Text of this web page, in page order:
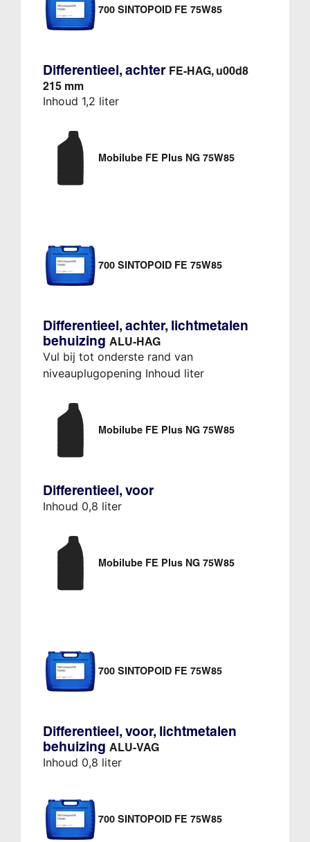
700 SINTOPOID FE 75W85
Differentieel, achter FE-HAG, u00d8
215 mm
Inhoud 1,2 liter
Mobilube FE Plus NG 75W85
700 SINTOPOID FE 75W85
Differentieel, achter, lichtmetalen
behuizing ALU-HAG
Vul bij tot onderste rand van
niveauplugopening Inhoud liter
Mobilube FE Plus NG 75W85
Differentieel, voor
Inhoud 0,8 liter
Mobilube FE Plus NG 75W85
700 SINTOPOID FE 75W85
Differentieel, voor, lichtmetalen
behuizing ALU-VAG
Inhoud 0,8 liter
700 SINTOPOID FE 75W85